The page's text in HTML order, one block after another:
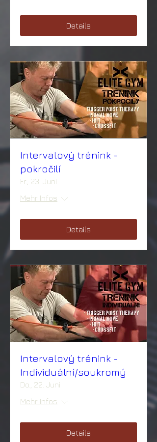
Details
Intervalový trénink -
pokročilí
Fr., 23. Juni
Mehr Infos
Details
Intervalový trénink -
Individuální/soukromý
Do., 22. Juni
Mehr Infos
Details